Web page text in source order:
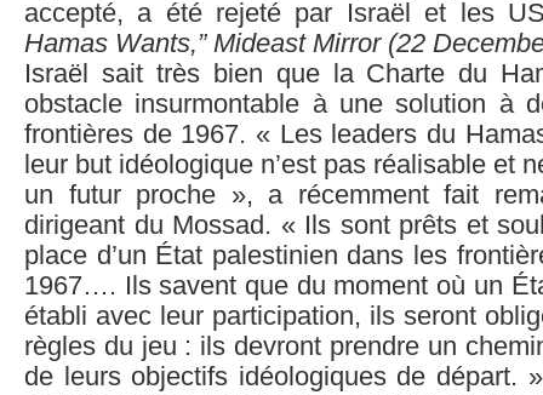
accepté, a été rejeté par Israël et les
Hamas Wants,” Mideast Mirror (22
Israël sait très bien que la Charte du
obstacle insurmontable à une solution à
frontières de 1967. « Les leaders du
leur but idéologique n’est pas réalisable et
un futur proche », a récemment fait
dirigeant du Mossad. « Ils sont prêts et
place d’un État palestinien dans les
1967…. Ils savent que du moment où un
établi avec leur participation, ils seront
règles du jeu : ils devront prendre un
de leurs objectifs idéologiques de départ.